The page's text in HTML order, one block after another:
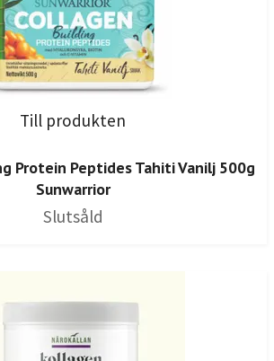
Till produkten
Protein Peptides Tahiti Vanilj 500g
Sunwarrior
Slutsåld